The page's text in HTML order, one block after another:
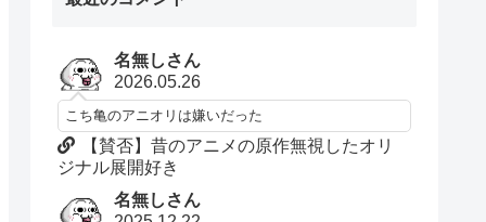
名無しさん
2026.05.26
こち亀のアニオリは嫌いだった
【賛否】昔のアニメの原作無視したオリ
ジナル展開好き
名無しさん